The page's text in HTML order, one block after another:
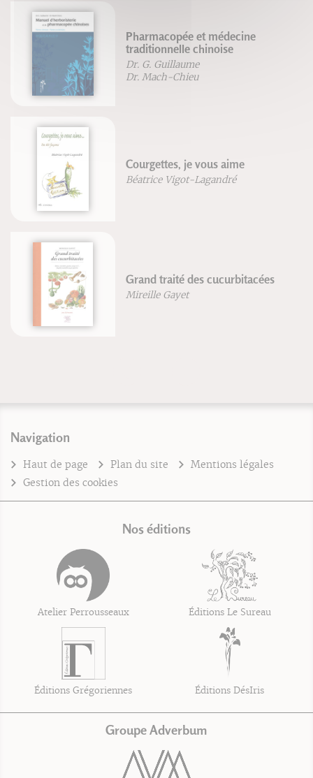
Pharmacopée et médecine
traditionnelle chinoise
Dr. G. Guillaume
Dr. Mach-Chieu
Courgettes, je vous aime
Béatrice Vigot-Lagandré
Grand traité des cucurbitacées
Mireille Gayet
Navigation
Haut de page Plan du site
Mentions légales
Gestion des cookies
Nos éditions
Atelier Perrousseaux Éditions Le Sureau
Éditions Grégoriennes Éditions DésIris
Groupe Adverbum